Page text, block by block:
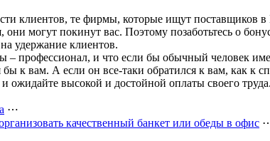
клиентов, те фирмы, которые ищут
они могут покинут вас. Поэтому позаботьтесь о
удержание клиентов.
– профессионал, и что если бы обычный человек
бы к вам. А если он все-таки обратился к вам, как к
ожидайте высокой и достойной оплаты своего труда.
⋯
качественный банкет или обеды в офис